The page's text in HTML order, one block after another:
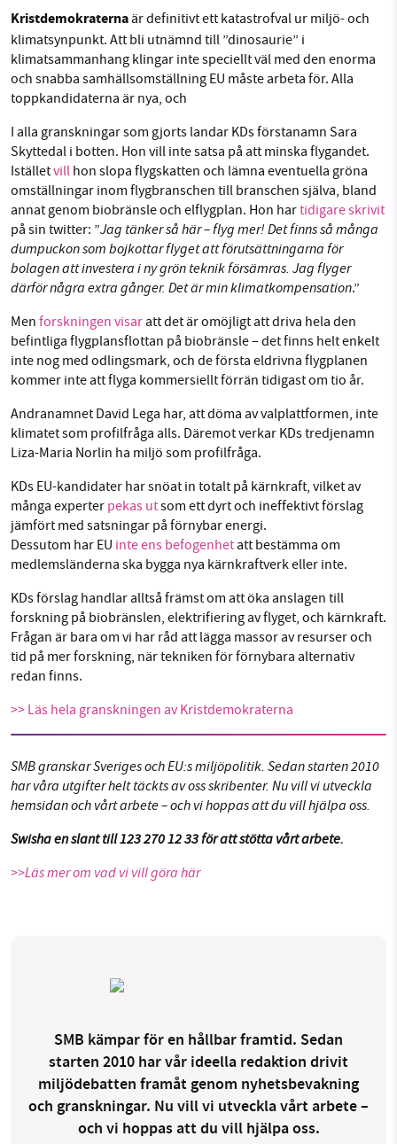
Kristdemokraternaär definitivt ett katastrofval ur miljö- och
klimatsynpunkt. Att bli utnämnd till ”dinosaurie” i
klimatsammanhang klingar inte speciellt väl med den enorma
och snabba samhällsomställning EU måste arbeta för. Alla
toppkandidaterna är nya, och
I alla granskningar som gjorts landar KDs förstanamn Sara
Skyttedal i botten. Hon vill inte satsa på att minska flygandet.
Iställetvill hon slopa flygskatten och lämna eventuella gröna
omställningar inom flygbranschen till branschen själva, bland
annat genom biobränsle och elflygplan. Hon hartidigare skrivit
på sin twitter: ”Jag tänker så här – flyg mer! Det finns så många
dumpuckon som bojkottar flyget att förutsättningarna för
bolagen att investera i ny grön teknik försämras. Jag flyger
därför några extra gånger. Det är min klimatkompensation.”
Men forskningen visaratt det är omöjligt att driva hela den
befintliga flygplansflottan på biobränsle – det finns helt enkelt
inte nog med odlingsmark, och de första eldrivna flygplanen
kommer inte att flyga kommersiellt förrän tidigast om tio år.
Andranamnet David Lega har, att döma av valplattformen, inte
klimatet som profilfråga alls. Däremot verkar KDs tredjenamn
Liza-Maria Norlin ha miljö som profilfråga.
KDs EU-kandidater har snöat in totalt på kärnkraft, vilket av
många experter pekas utsom ett dyrt och ineffektivt förslag
jämfört med satsningar på förnybar energi.
Dessutom har EU inte ens befogenhetatt bestämma om
medlemsländerna ska bygga nya kärnkraftverk eller inte.
KDs förslag handlar alltså främst om att öka anslagen till
forskning på biobränslen, elektrifiering av flyget, och kärnkraft.
Frågan är bara om vi har råd att lägga massor av resurser och
tid på mer forskning, när tekniken för förnybara alternativ
redan finns.
>> Läs hela granskningen av Kristdemokraterna
SMB granskar Sveriges och EU:s miljöpolitik. Sedan starten 2010
har våra utgifter helt täckts av oss skribenter. Nu vill vi utveckla
hemsidan och vårt arbete – och vi hoppas att du vill hjälpa oss.
Swisha en slant till 123 270 12 33 för att stötta vårt arbete.
>>Läs mer om vad vi vill göra här
SMB kämpar för en hållbar framtid. Sedan
starten 2010 har vår ideella redaktion drivit
miljödebatten framåt genom nyhetsbevakning
och granskningar. Nu vill vi utveckla vårt arbete –
och vi hoppas att du vill hjälpa oss.